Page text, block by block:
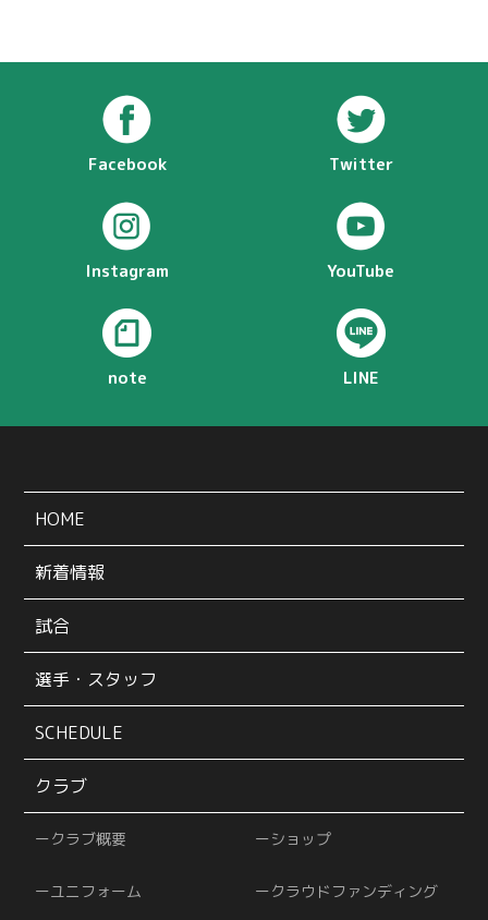
Facebook Twitter
Instagram YouTube
note LINE
HOME
新着情報
試合
選手・スタッフ
SCHEDULE
クラブ
クラブ概要 ショップ
ユニフォーム クラウドファンディング